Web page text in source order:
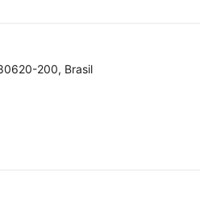
200, Brasil